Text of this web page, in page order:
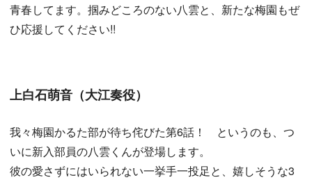
青春してます。掴みどころのない八雲と、新たな梅園もぜ
ひ応援してください!!
上白石萌音（大江奏役）
我々梅園かるた部が待ち侘びた第6話！ というのも、つ
いに新入部員の八雲くんが登場します。
彼の愛さずにはいられない一挙手一投足と、嬉しそうな3